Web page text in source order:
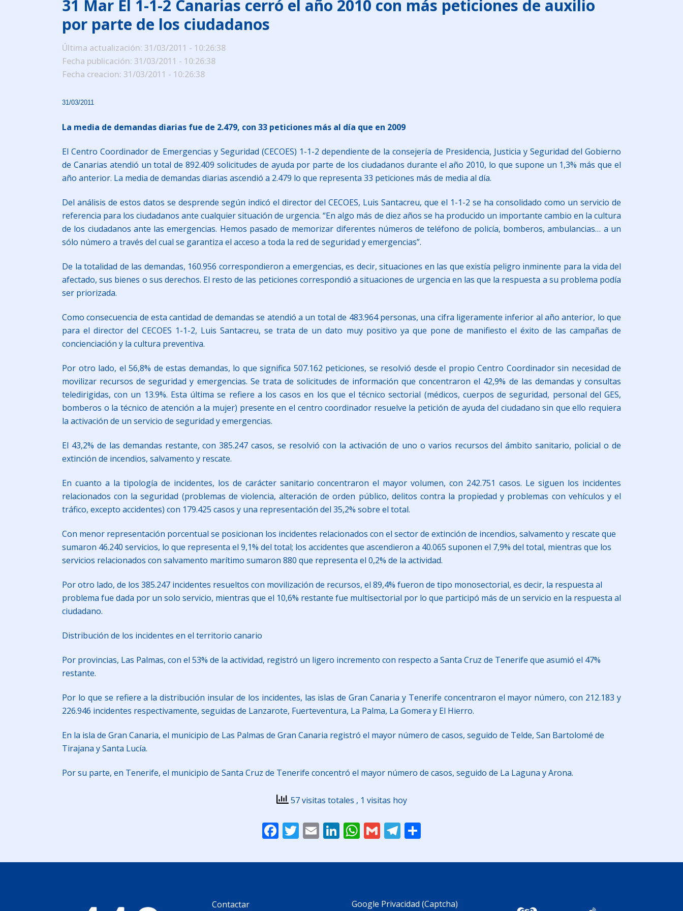
31 Mar El 1-1-2 Canarias cerró el año 2010 con más peticiones de auxilio
por parte de los ciudadanos
Última actualización: 31/03/2011 - 10:26:38
Fecha publicación: 31/03/2011 - 10:26:38
Fecha creacion: 31/03/2011 - 10:26:38
31/03/2011
La media de demandas diarias fue de 2.479, con 33 peticiones más al día que en 2009
El Centro Coordinador de Emergencias y Seguridad (CECOES) 1-1-2 dependiente de la consejería de Presidencia, Justicia y Seguridad del Gobierno
de Canarias atendió un total de 892.409 solicitudes de ayuda por parte de los ciudadanos durante el año 2010, lo que supone un 1,3% más que el
año anterior. La media de demandas diarias ascendió a 2.479 lo que representa 33 peticiones más de media al día.
Del análisis de estos datos se desprende según indicó el director del CECOES, Luis Santacreu, que el 1-1-2 se ha consolidado como un servicio de
referencia para los ciudadanos ante cualquier situación de urgencia. “En algo más de diez años se ha producido un importante cambio en la cultura
de los ciudadanos ante las emergencias. Hemos pasado de memorizar diferentes números de teléfono de policía, bomberos, ambulancias… a un
sólo número a través del cual se garantiza el acceso a toda la red de seguridad y emergencias”.
De la totalidad de las demandas, 160.956 correspondieron a emergencias, es decir, situaciones en las que existía peligro inminente para la vida del
afectado, sus bienes o sus derechos. El resto de las peticiones correspondió a situaciones de urgencia en las que la respuesta a su problema podía
ser priorizada.
Como consecuencia de esta cantidad de demandas se atendió a un total de 483.964 personas, una cifra ligeramente inferior al año anterior, lo que
para el director del CECOES 1-1-2, Luis Santacreu, se trata de un dato muy positivo ya que pone de manifiesto el éxito de las campañas de
concienciación y la cultura preventiva.
Por otro lado, el 56,8% de estas demandas, lo que significa 507.162 peticiones, se resolvió desde el propio Centro Coordinador sin necesidad de
movilizar recursos de seguridad y emergencias. Se trata de solicitudes de información que concentraron el 42,9% de las demandas y consultas
teledirigidas, con un 13.9%. Esta última se refiere a los casos en los que el técnico sectorial (médicos, cuerpos de seguridad, personal del GES,
bomberos o la técnico de atención a la mujer) presente en el centro coordinador resuelve la petición de ayuda del ciudadano sin que ello requiera
la activación de un servicio de seguridad y emergencias.
El 43,2% de las demandas restante, con 385.247 casos, se resolvió con la activación de uno o varios recursos del ámbito sanitario, policial o de
extinción de incendios, salvamento y rescate.
En cuanto a la tipología de incidentes, los de carácter sanitario concentraron el mayor volumen, con 242.751 casos. Le siguen los incidentes
relacionados con la seguridad (problemas de violencia, alteración de orden público, delitos contra la propiedad y problemas con vehículos y el
tráfico, excepto accidentes) con 179.425 casos y una representación del 35,2% sobre el total.
Con menor representación porcentual se posicionan los incidentes relacionados con el sector de extinción de incendios, salvamento y rescate que
sumaron 46.240 servicios, lo que representa el 9,1% del total; los accidentes que ascendieron a 40.065 suponen el 7,9% del total, mientras que los
servicios relacionados con salvamento marítimo sumaron 880 que representa el 0,2% de la actividad.
Por otro lado, de los 385.247 incidentes resueltos con movilización de recursos, el 89,4% fueron de tipo monosectorial, es decir, la respuesta al
problema fue dada por un solo servicio, mientras que el 10,6% restante fue multisectorial por lo que participó más de un servicio en la respuesta al
ciudadano.
Distribución de los incidentes en el territorio canario
Por provincias, Las Palmas, con el 53% de la actividad, registró un ligero incremento con respecto a Santa Cruz de Tenerife que asumió el 47%
restante.
Por lo que se refiere a la distribución insular de los incidentes, las islas de Gran Canaria y Tenerife concentraron el mayor número, con 212.183 y
226.946 incidentes respectivamente, seguidas de Lanzarote, Fuerteventura, La Palma, La Gomera y El Hierro.
En la isla de Gran Canaria, el municipio de Las Palmas de Gran Canaria registró el mayor número de casos, seguido de Telde, San Bartolomé de
Tirajana y Santa Lucía.
Por su parte, en Tenerife, el municipio de Santa Cruz de Tenerife concentró el mayor número de casos, seguido de La Laguna y Arona.
57 visitas totales , 1 visitas hoy
Facebook
Twitter
EmailLinkedIn
WhatsApp
GmailTelegram
Contactar Google Privacidad (Captcha)